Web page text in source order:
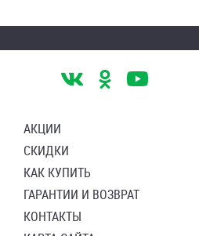
АКЦИИ
СКИДКИ
КАК КУПИТЬ
ГАРАНТИИ И ВОЗВРАТ
КОНТАКТЫ